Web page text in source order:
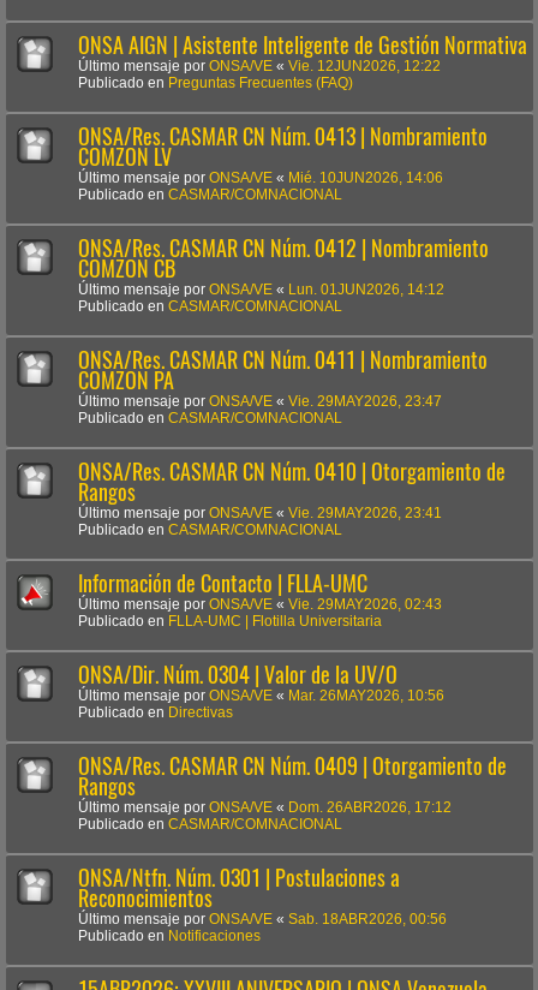
ONSA AIGN | Asistente Inteligente de Gestión Normativa
Último mensaje por ONSA/VE « Vie. 12JUN2026, 12:22
Publicado en Preguntas Frecuentes (FAQ)
ONSA/Res. CASMAR CN Núm. 0413 | Nombramiento
COMZON LV
Último mensaje por ONSA/VE « Mié. 10JUN2026, 14:06
Publicado en CASMAR/COMNACIONAL
ONSA/Res. CASMAR CN Núm. 0412 | Nombramiento
COMZON CB
Último mensaje por ONSA/VE «
Lun. 01JUN2026, 14:12
Publicado en CASMAR/COMNACIONAL
ONSA/Res. CASMAR CN Núm. 0411 | Nombramiento
COMZON PA
Último mensaje por ONSA/VE « Vie. 29MAY2026, 23:47
Publicado en CASMAR/COMNACIONAL
ONSA/Res. CASMAR CN Núm. 0410 | Otorgamiento de
Rangos
Último mensaje por ONSA/VE « Vie. 29MAY2026, 23:41
Publicado en CASMAR/COMNACIONAL
Información de Contacto | FLLA-UMC
Último mensaje por ONSA/VE « Vie. 29MAY2026, 02:43
Publicado en FLLA-UMC | Flotilla Universitaria
ONSA/Dir. Núm. 0304 | Valor de la UV/O
Último mensaje por ONSA/VE « Mar. 26MAY2026, 10:56
Publicado en Directivas
ONSA/Res. CASMAR CN Núm. 0409 | Otorgamiento de
Rangos
Último mensaje por ONSA/VE « Dom. 26ABR2026, 17:12
Publicado en CASMAR/COMNACIONAL
ONSA/Ntfn. Núm. 0301 | Postulaciones a
Reconocimientos
Último mensaje por ONSA/VE « Sab. 18ABR2026, 00:56
Publicado en Notificaciones